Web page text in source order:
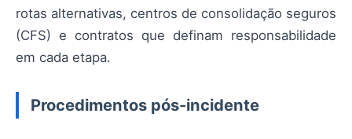
rotas alternativas, centros de consolidação seguros
(CFS) e contratos que definam responsabilidade
em cada etapa.
Procedimentos pós-incidente